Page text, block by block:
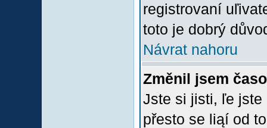
registrovaní
toto je dobrý
Návrat nahoru
Změnil jsem
Jste si jisti, ľe jste
přesto se liąí od